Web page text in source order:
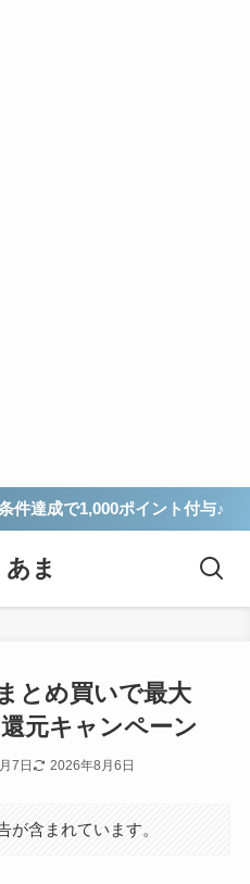
件達成で1,000ポイント付与♪
あま
とめ買いで最大
元キャンペーン
7日 2026年8月6日
が含まれています。